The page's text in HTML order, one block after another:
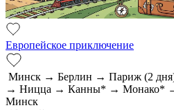
Европейское приключение
Минск → Берлин → Париж (2
→ Ницца → Канны* → Монако*
Минск